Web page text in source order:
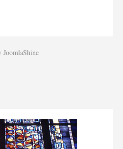
JoomlaShine